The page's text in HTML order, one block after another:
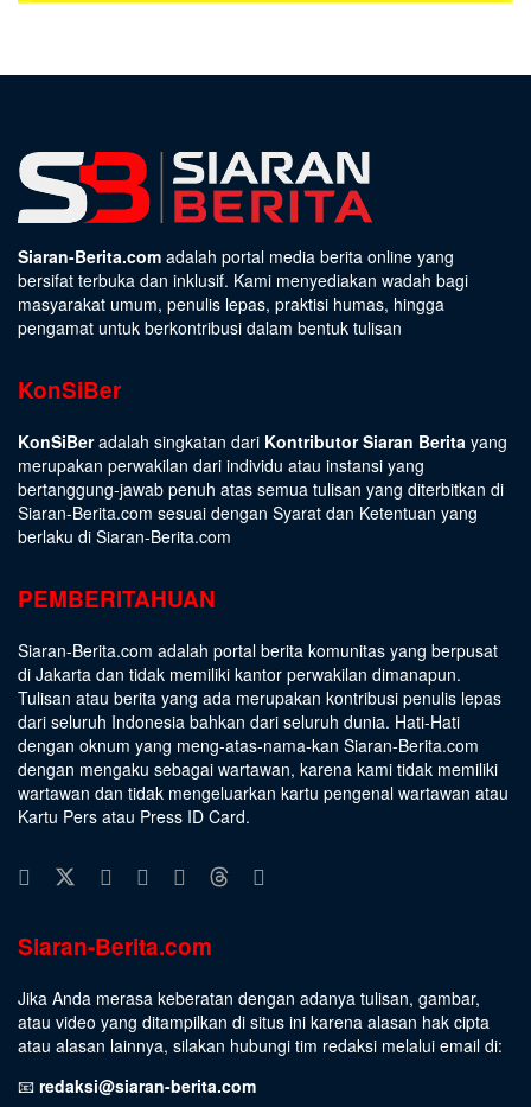
Siaran-Berita.com adalah portal media berita online yang
bersifat terbuka dan inklusif. Kami menyediakan wadah bagi
masyarakat umum, penulis lepas, praktisi humas, hingga
pengamat untuk berkontribusi dalam bentuk tulisan
KonSiBer
KonSiBeradalah singkatan dari Kontributor Siaran Berita yang
merupakan perwakilan dari individu atau instansi yang
bertanggung-jawab penuh atas semua tulisan yang diterbitkan di
Siaran-Berita.com sesuai dengan Syarat dan Ketentuan yang
berlaku di Siaran-Berita.com
PEMBERITAHUAN
Siaran-Berita.com adalah portal berita komunitas yang berpusat
di Jakarta dan tidak memiliki kantor perwakilan dimanapun.
Tulisan atau berita yang ada merupakan kontribusi penulis lepas
dari seluruh Indonesia bahkan dari seluruh dunia. Hati-Hati
dengan oknum yang meng-atas-nama-kan Siaran-Berita.com
dengan mengaku sebagai wartawan, karena kami tidak memiliki
wartawan dan tidak mengeluarkan kartu pengenal wartawan atau
Kartu Pers atau Press ID Card.
Siaran-Berita.com
Jika Anda merasa keberatan dengan adanya tulisan, gambar,
atau video yang ditampilkan di situs ini karena alasan hak cipta
atau alasan lainnya, silakan hubungi tim redaksi melalui email di:
📧 redaksi@siaran-berita.com